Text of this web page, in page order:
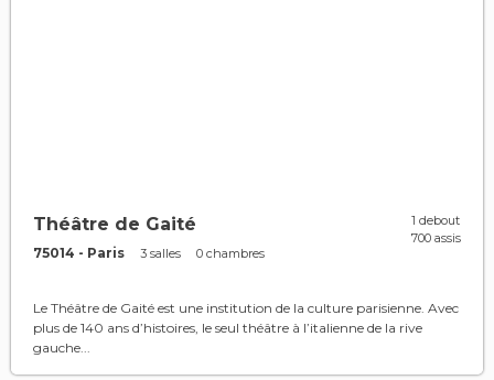
Théâtre de Gaité
75014 - Paris 3 salles 0 chambres
1 debout
700 assis
Le Théâtre de Gaité est une institution de la culture parisienne. Avec
plus de 140 ans d’histoires, le seul théâtre à l’italienne de la rive
gauche...